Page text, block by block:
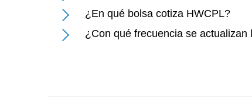
¿En qué bolsa cotiza HWCPL?
¿Con qué frecuencia se